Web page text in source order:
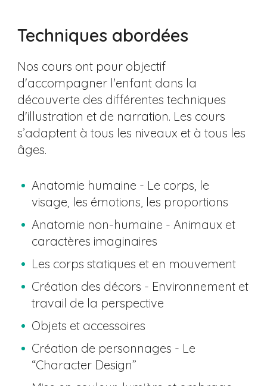
Techniques abordées
Nos cours ont pour objectif
d'accompagner l'enfant dans la
découverte des différentes techniques
d'illustration et de narration. Les cours
s’adaptent à tous les niveaux et à tous les
âges.
Anatomie humaine - Le corps, le
visage, les émotions, les proportions
Anatomie non-humaine - Animaux et
caractères imaginaires
Les corps statiques et en mouvement
Création des décors - Environnement et
travail de la perspective
Objets et accessoires
Création de personnages - Le
“Character Design”